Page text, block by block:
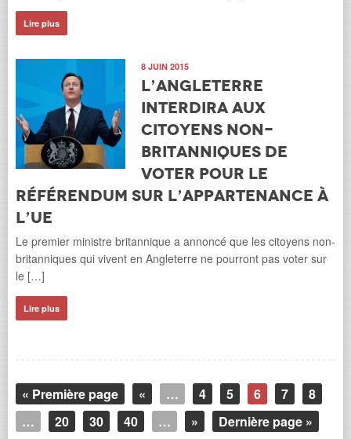
Lire plus
8 JUIN 2015
L’Angleterre
interdira aux
citoyens non-
britanniques de
voter pour le
référendum sur l’appartenance à
l’UE
Le premier ministre britannique a annoncé que les citoyens non-
britanniques qui vivent en Angleterre ne pourront pas voter sur
le […]
Lire plus
« Première page « … 4 5 6 7
8
…
20 30 40 … » Dernière page »